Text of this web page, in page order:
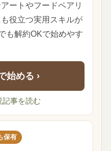
ートやフードペアリ
役立つ実用スキルが
も解約OKで始めやす
始める ›
事を読む
保有